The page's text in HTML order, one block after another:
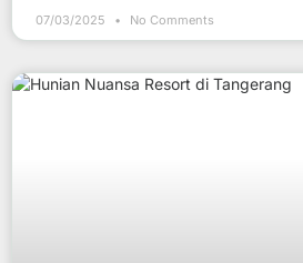
07/03/2025 No Comments